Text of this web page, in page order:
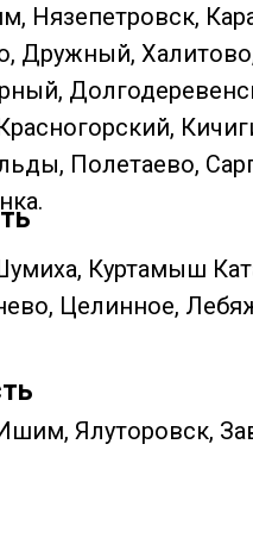
Нязепетровск,
Дружный,
Полетаево,
Куртамыш
Целинное,
Ялуторовск,